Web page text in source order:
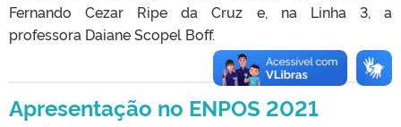
Fernando Cezar Ripe da Cruz e, na Linha 3, a
professora Daiane Scopel Boff.
Apresentação no ENPOS 2021